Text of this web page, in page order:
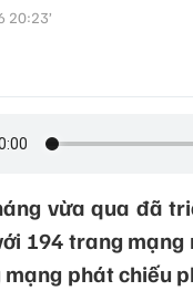
20:23’
vừa qua đã
194 trang mạng
phát chiếu